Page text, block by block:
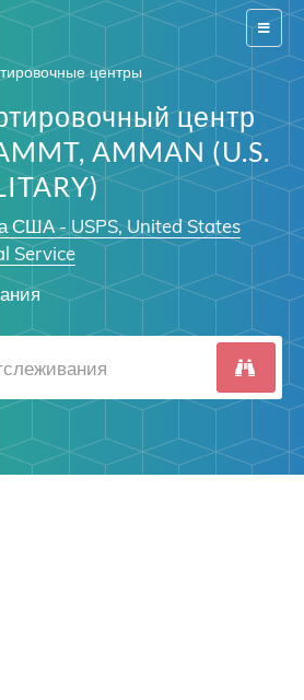
Switch
центры
центр
AMMAN (U.S.
США - USPS, United States
Service